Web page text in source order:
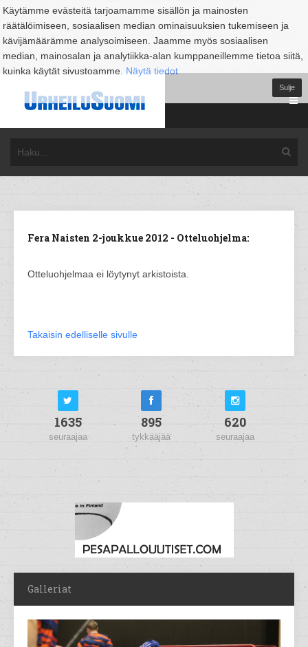
Käytämme evästeitä tarjoamamme sisällön ja mainosten
räätälöimiseen, sosiaalisen median ominaisuuksien tukemiseen ja
kävijämäärämme analysoimiseen. Jaamme myös sosiaalisen
median, mainosalan ja analytiikka-alan kumppaneillemme tietoa siitä,
kuinka käytät sivustoamme. Näytä tiedot
Sulje
Fera Naisten 2-joukkue 2012 - Otteluohjelma:
Otteluohjelmaa ei löytynyt arkistoista.
Takaisin edelliselle sivulle
1635
seuraajaa
895
tykkääjää
620
seuraajaa
Galleriat